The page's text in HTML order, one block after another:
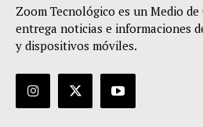
Zoom Tecnológico es un Medio
entrega noticias e informaciones
y dispositivos móviles.